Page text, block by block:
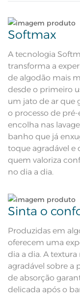
Composição
Cor
Itens Inclusos
Medida
Acabamento
Instruções de
Fios
Lave tipos de
ciclo;
Lave as peças
sua lavadora;
Enxágue as
Utilize a
Ao pendurar as
bem;
Softmax
A tecnologia
transforma a
de algodão mais
desde o primeiro
um jato de ar que
o processo de
encolha nas
banho que já
toque agradável e
quem valoriza
no dia a dia.
Sinta o
Produzidas em
oferecem uma
dia a dia. A
agradável sobre a
de absorção
delicada após o